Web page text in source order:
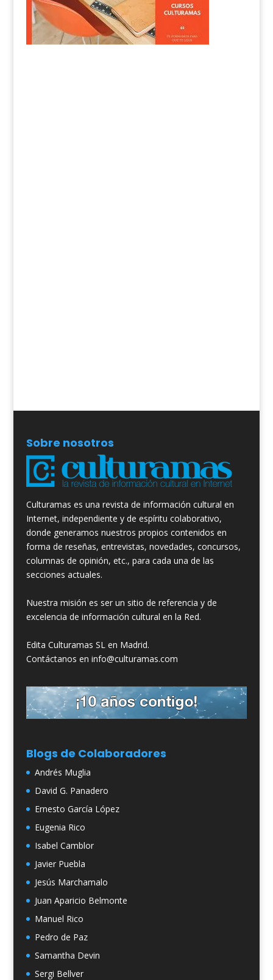
Sobre nosotros
Culturamas es una revista de información cultural en
Internet, independiente y de espíritu colaborativo,
donde generamos nuestros propios contenidos en
forma de reseñas, entrevistas, novedades, concursos,
columnas de opinión, etc., para cada una de las
secciones actuales.
Nuestra misión es ser un sitio de referencia y de
excelencia de información cultural en la Red.
Edita Culturamas SL en Madrid.
Contáctanos en info@culturamas.com
Blogs de Colaboradores
Andrés Muglia
David G. Panadero
Ernesto García López
Eugenia Rico
Isabel Camblor
Javier Puebla
Jesús Marchamalo
Juan Aparicio Belmonte
Manuel Rico
Pedro de Paz
Samantha Devin
Sergi Bellver